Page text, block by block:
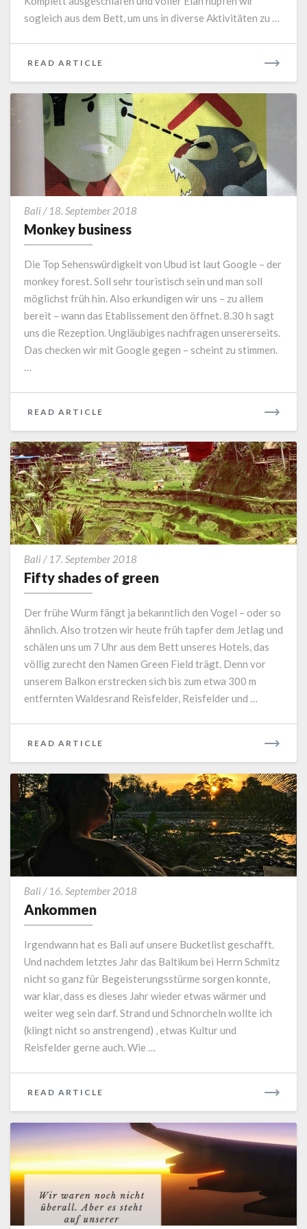
sogleich aus dem Bett, um uns in diverse Aktivitäten zu …
READ ARTICLE
MORE
Bali / 18. September 2018
Monkey business
Die Top Sehenswürdigkeit von Ubud ist laut Google – der
monkey forest. Soll sehr touristisch sein und man soll
möglichst früh hin. Also erkundigen wir uns – zu allem
bereit – wann das Etablissement den öffnet. 8.30 h sagt
uns die Rezeption. Ungläubiges nachfragen unsererseits.
Das checken wir mit Google gegen – scheint zu stimmen.
…
READ ARTICLE
Bali / 17. September 2018
shades
Fifty shades of green
Der frühe Wurm fängt ja bekanntlich den Vogel – oder so
ähnlich. Also trotzen wir heute früh tapfer dem Jetlag und
schälen uns um 7 Uhr aus dem Bett unseres Hotels, das
völlig zurecht den Namen Green Field trägt. Denn vor
unserem Balkon erstrecken sich bis zum etwa 300 m
entfernten Waldesrand Reisfelder, Reisfelder und …
READ ARTICLE
MORE
Bali / 16. September 2018
Ankommen
Irgendwann hat es Bali auf unsere Bucketlist geschafft.
Und nachdem letztes Jahr das Baltikum bei Herrn Schmitz
nicht so ganz für Begeisterungsstürme sorgen konnte,
war klar, dass es dieses Jahr wieder etwas wärmer und
weiter weg sein darf. Strand und Schnorcheln wollte ich
(klingt nicht so anstrengend) , etwas Kultur und
Reisfelder gerne auch. Wie …
READ ARTICLE
MORE